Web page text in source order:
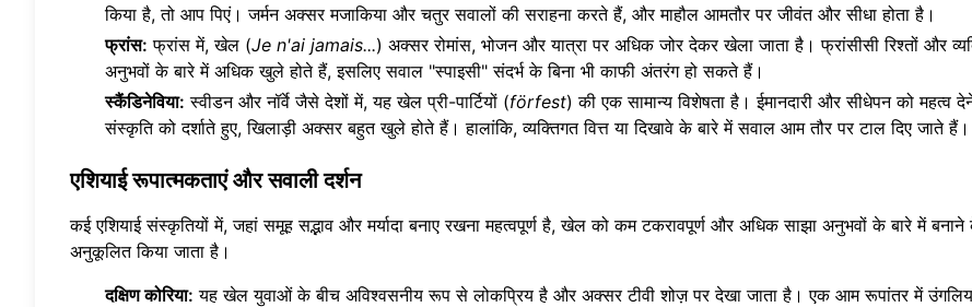
किया है, तो आप पिएं। जर्मन अक्सर मजाकिया और चतुर सवालों की सराहना करते हैं, और माहौल आमतौर पर जीवंत और सीधा होता है।
फ्रांस: फ्रांस में, खेल (Je n'ai jamais...) अक्सर रोमांस, भोजन और यात्रा पर अधिक जोर देकर खेला जाता है। फ्रांसीसी रिश्तों और
अनुभवों के बारे में अधिक खुले होते हैं, इसलिए सवाल "स्पाइसी" संदर्भ के बिना भी काफी अंतरंग हो सकते हैं।
स्कैंडिनेविया: स्वीडन और नॉर्वे जैसे देशों में, यह खेल प्री-पार्टियों (förfest) की एक सामान्य विशेषता है। ईमानदारी और सीधेपन को महत्व
संस्कृति को दर्शाते हुए, खिलाड़ी अक्सर बहुत खुले होते हैं। हालांकि, व्यक्तिगत वित्त या दिखावे के बारे में सवाल आम तौर पर टाल दिए जाते हैं।
एशियाई रूपात्मकताएं और सवाली दर्शन
कई एशियाई संस्कृतियों में, जहां समूह सद्भाव और मर्यादा बनाए रखना महत्वपूर्ण है, खेल को कम टकरावपूर्ण और अधिक साझा अनुभवों के बारे में
अनुकूलित किया जाता है।
दक्षिण कोरिया: यह खेल युवाओं के बीच अविश्वसनीय रूप से लोकप्रिय है और अक्सर टीवी शोज़ पर देखा जाता है। एक आम रूपांतर में